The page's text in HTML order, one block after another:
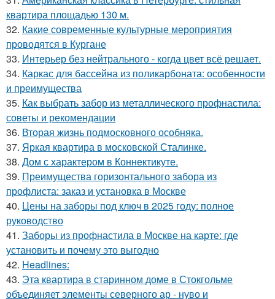
квартира площадью 130 м.
32. Какие современные культурные мероприятия
проводятся в Кургане
33. Интерьер без нейтрального - когда цвет всё решает.
34. Каркас для бассейна из поликарбоната: особенности
и преимущества
35. Как выбрать забор из металлического профнастила:
советы и рекомендации
36. Вторая жизнь подмосковного особняка.
37. Яркая квартира в московской Сталинке.
38. Дом с характером в Коннектикуте.
39. Преимущества горизонтального забора из
профлиста: заказ и установка в Москве
40. Цены на заборы под ключ в 2025 году: полное
руководство
41. Заборы из профнастила в Москве на карте: где
установить и почему это выгодно
42. Headlines:
43. Эта квартира в старинном доме в Стокгольме
объединяет элементы северного ар - нуво и